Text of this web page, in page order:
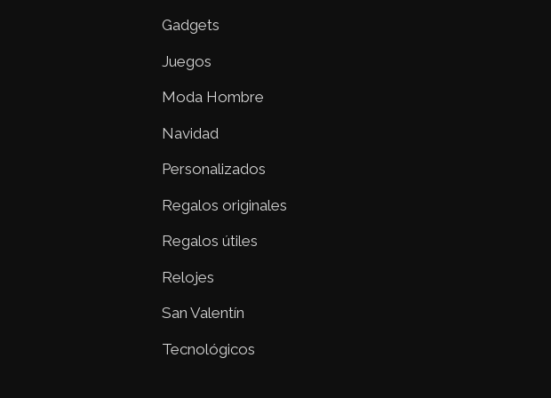
Gadgets
Juegos
Moda Hombre
Navidad
Personalizados
Regalos originales
Regalos útiles
Relojes
San Valentín
Tecnológicos